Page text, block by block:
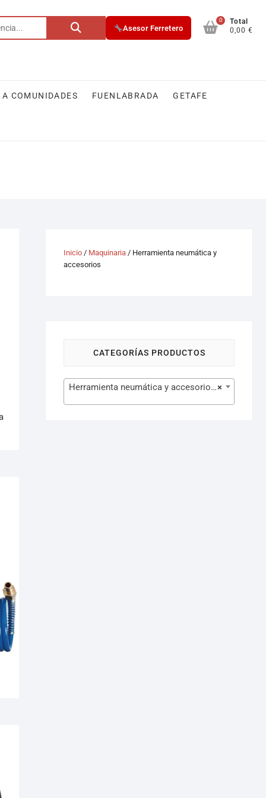
Asesor Ferretero
0
Total
0,00 €
COMUNIDADES FUENLABRADA GETAFE
Inicio / Maquinaria / Herramienta neumática y
accesorios
CATEGORÍAS PRODUCTOS
×
Herramienta neumática y accesorios (333)